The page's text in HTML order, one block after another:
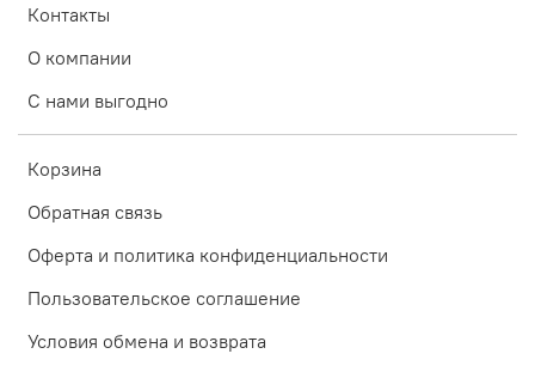
Контакты
О компании
С нами выгодно
Корзина
Обратная связь
Оферта и политика конфиденциальности
Пользовательское соглашение
Условия обмена и возврата